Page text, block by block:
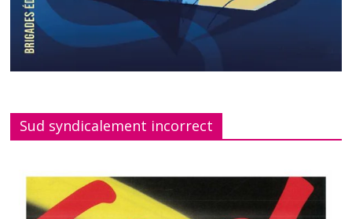
Sud syndicalement incorrect